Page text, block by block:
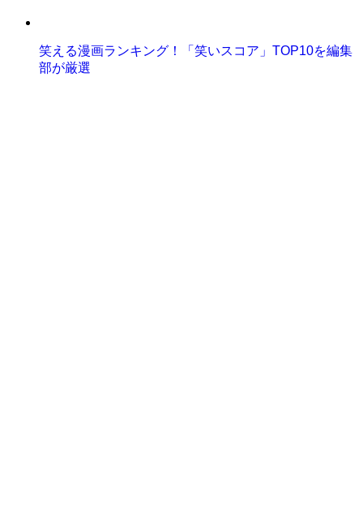
笑える漫画ランキング！「笑いスコア」TOP10を編集
部が厳選